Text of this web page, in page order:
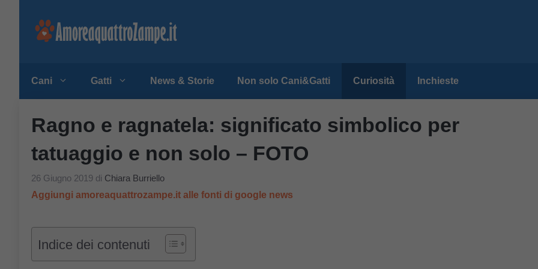
Cani Gatti News & Storie Non solo Cani&Gatti Curiosità Inchieste
Ragno e ragnatela: significato simbolico per
tatuaggio e non solo – FOTO
26 Giugno 2019 di Chiara Burriello
Aggiungi amoreaquattrozampe.it alle fonti di google news
Indice dei contenuti